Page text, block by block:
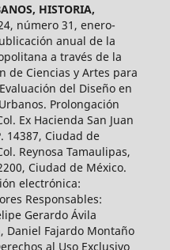
HISTORIA,
número 31, enero-
anual de la
a través de la
de Ciencias y Artes para
del Diseño en
Prolongación
Ex Hacienda San Juan
14387, Ciudad de
Reynosa Tamaulipas,
Ciudad de México.
electrónica:
Responsables:
Gerardo Ávila
Daniel Fajardo Montaño
al Uso Exclusivo